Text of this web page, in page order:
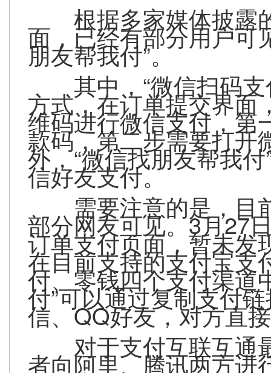
根据多家媒体披露
面，已经有部分用户可
朋友帮我付”。
其中，“微信扫码
方式，在订单提交界面
维码进行微信支付，第
款码，第二步需要打开
外，“微信找朋友帮我
信好友支付。
需要注意的是，目
部分网友可见。3月27
订单支付页面，暂未发
在目前支持的支付宝支
付、零钱四个支付渠道
付”可以通过复制支付
信、QQ好友，对方直
对于支付互联互通
者向阿里、腾讯两方进